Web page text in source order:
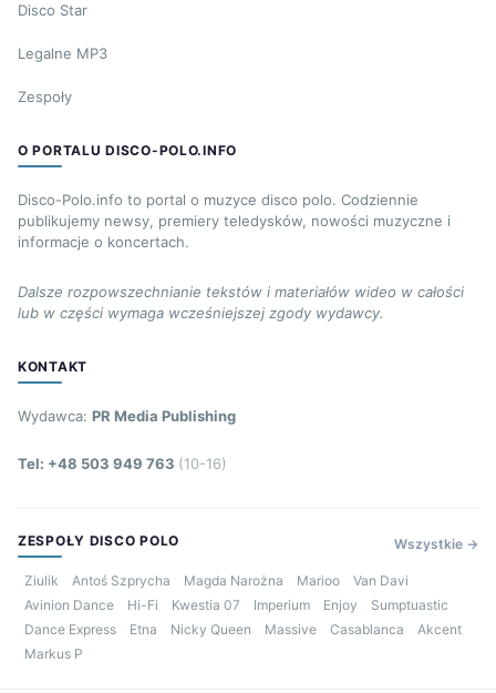
Disco Star
Legalne MP3
Zespoły
O PORTALU DISCO-POLO.INFO
Disco-Polo.info to portal o muzyce disco polo. Codziennie
publikujemy newsy, premiery teledysków, nowości muzyczne i
informacje o koncertach.
Dalsze rozpowszechnianie tekstów i materiałów wideo w całości
lub w części wymaga wcześniejszej zgody wydawcy.
KONTAKT
Wydawca: PR Media Publishing
Tel: +48 503 949 763 (10-16)
ZESPOŁY DISCO POLO Wszystkie →
Ziulik Antoś Szprycha Magda Narożna Marioo
Van Davi
Avinion Dance
Hi-Fi Kwestia 07 Imperium Enjoy
Sumptuastic
Dance Express
Etna Nicky Queen Massive Casablanca
Akcent
Markus P